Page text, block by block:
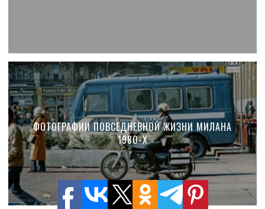
ФОТОГРАФИИ ПОВСЕДНЕВНОЙ ЖИЗНИ МИЛАНА
1980-Х